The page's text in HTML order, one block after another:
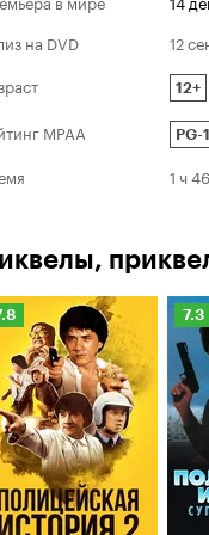
на DVD
12
12+
MPAA PG-
1 ч
Кинопоиска
7.8
7.3
7.3